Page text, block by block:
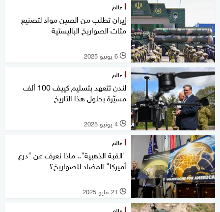
عالم
إيران تطلب من الصين مواد لتصنيع
مئات الصواريخ الباليستية
l 6 يونيو 2025
عالم
لندن تتعهد بتسليم كييف 100 ألف
مسيّرة بحلول هذا التاريخ
l 4 يونيو 2025
عالم
"القبة الذهبية".. ماذا نعرف عن "درع
أميركا" المضاد للصواريخ؟
l 21 مايو 2025